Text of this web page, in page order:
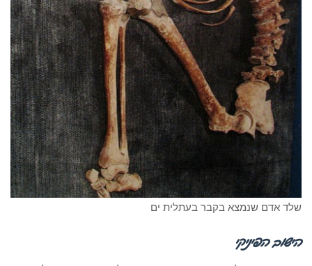
שלד אדם שנמצא בקבר בעתלית ים
הישוב הפיניקי